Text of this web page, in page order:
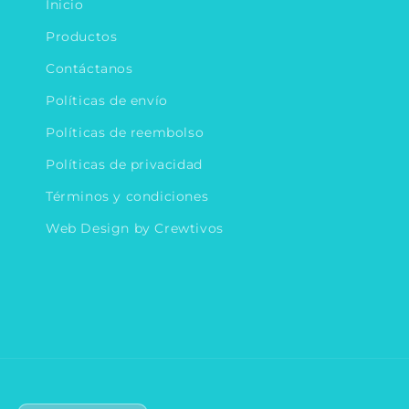
Inicio
Productos
Contáctanos
Políticas de envío
Políticas de reembolso
Políticas de privacidad
Términos y condiciones
Web Design by Crewtivos